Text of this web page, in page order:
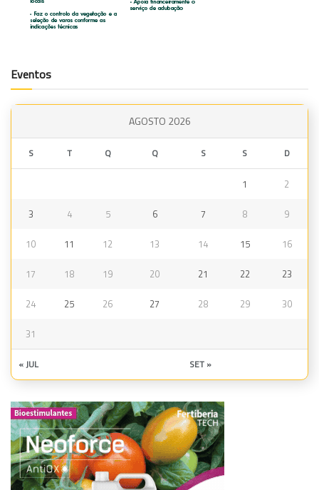
Eventos
AGOSTO 2026
S T Q Q S S D
1 2
3 4 5 6 7 8 9
10 11 12 13 14 15 16
17 18 19 20 21 22 23
24 25 26 27 28 29 30
31
« JUL SET »